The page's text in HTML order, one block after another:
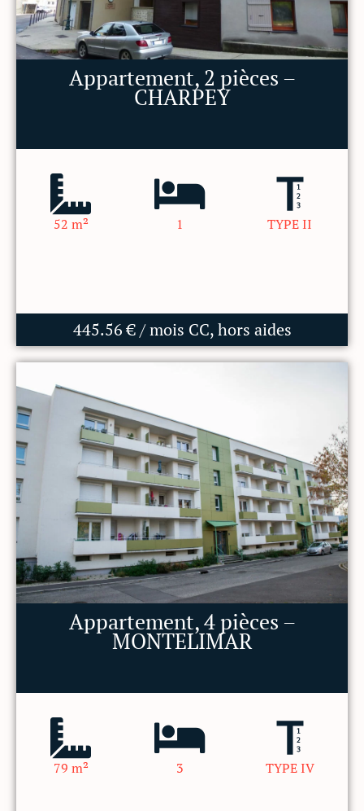
Appartement, 2 pièces –
CHARPEY
52 m² 1 TYPE II
445.56 € / mois CC, hors aides
Appartement, 4 pièces –
MONTELIMAR
79 m² 3 TYPE IV